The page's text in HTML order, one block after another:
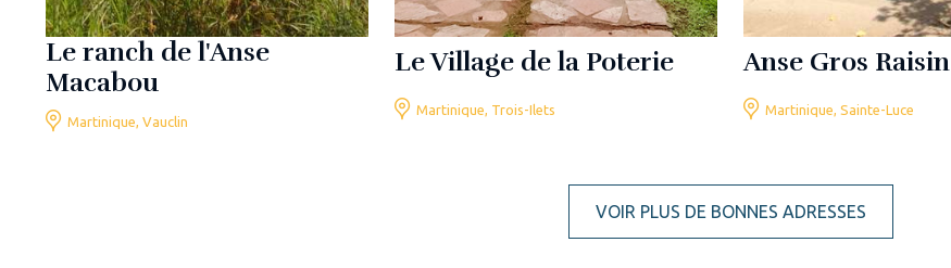
Le ranch de l'Anse
Macabou
Martinique, Vauclin
Le Village de la Poterie
Martinique, Trois-Ilets
Anse Gros Raisin
Martinique, Sainte-Luce
VOIR PLUS DE BONNES ADRESSES